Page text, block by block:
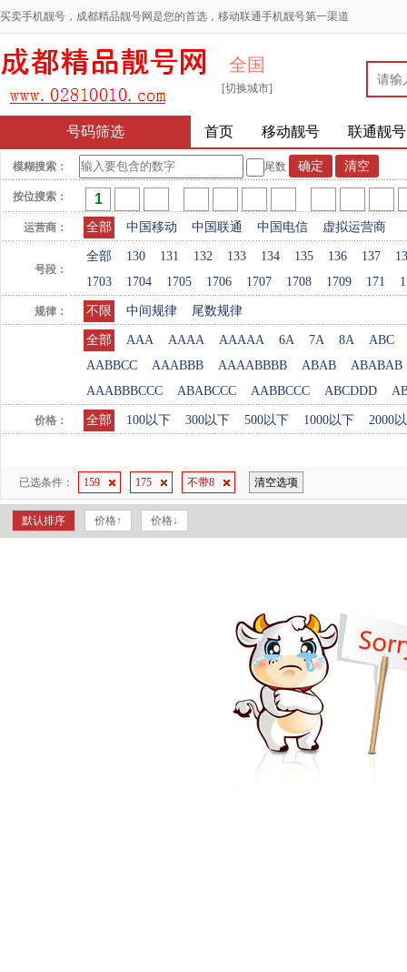
买卖手机靓号，成都精品靓号网是您的首选，移动联通手机靓号第一渠道
全国
[切换城市]
号码筛选 首页 移动靓号 联通靓号
模糊搜索： 尾数
按位搜索：
运营商： 全部 中国移动 中国联通 中国电信 虚拟运营商
号段：
全部 130 131 132 133 134 135 136 137
1703
1704 1705 1706 1707 1708 1709 171
规律： 不限 中间规律 尾数规律
全部 AAA AAAA AAAAA 6A 7A 8A
ABC
AABBCC
AAABBB AAAABBBB ABAB
ABABAB
AAABBBCCC
ABABCCC AABBCCC ABCDDD
价格： 全部 100以下 300以下 500以下 1000以下 2000
已选条件： 159 175 不带8 清空选项
默认排序 价格↑ 价格↓